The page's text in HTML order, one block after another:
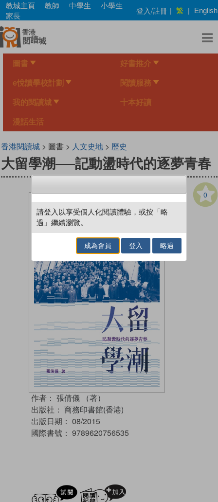
Skip
main
content
教城主頁 教師 中學生
小學生
家長
登入/註冊 | 繁 | English
圖書 好書推介
e悅讀學校計劃 閱讀服務
我的閱讀城 十本好讀
漫話生活
香港閱讀城> 圖書 > 人文史地> 歷史
大留學潮──記動盪時代的逐夢青春
0
作者： 張倩儀 （著）
出版社： 商務印書館(香港)
出版日期： 08/2015
國際書號： 9789620756535
試閲
請登入以享受個人化閱讀體驗，或按「略
過」繼續瀏覽。
成為會員 登入 略過